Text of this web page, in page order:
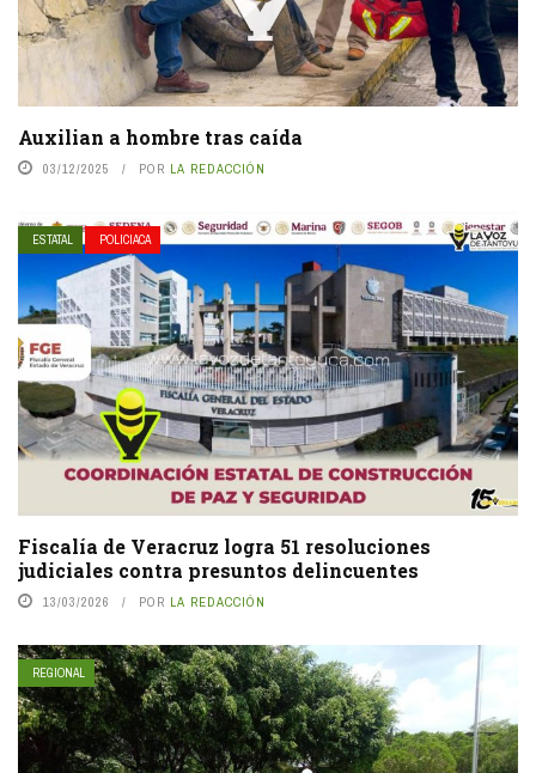
Auxilian a hombre tras caída
03/12/2025 POR LA REDACCIÓN
ESTATAL POLICIACA
Fiscalía de Veracruz logra 51 resoluciones
judiciales contra presuntos delincuentes
13/03/2026 POR LA REDACCIÓN
REGIONAL